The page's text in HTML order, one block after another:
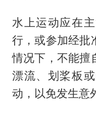
水上运动应在
行，或参加经批
情况下，不能擅
漂流、划桨板
动，以免发生意